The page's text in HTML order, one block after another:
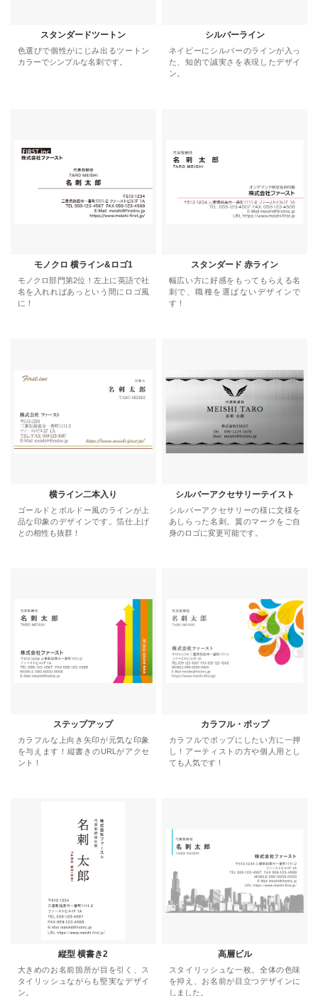
スタンダードツートン
色選びで個性がにじみ出るツートン
カラーでシンプルな名刺です。
シルバーライン
ネイビーにシルバーのラインが入っ
た、知的で誠実さを表現したデザイ
ン。
モノクロ 横ライン&ロゴ1
モノクロ部門第2位！左上に英語で社
名を入れればあっという間にロゴ風
に！
スタンダード 赤ライン
幅広い方に好感をもってもらえる名
刺で、職種を選ばないデザインで
す！
横ライン二本入り
ゴールドとボルドー風のラインが上
品な印象のデザインです。箔仕上げ
との相性も抜群！
シルバーアクセサリーテイスト
シルバーアクセサリーの様に文様を
あしらった名刺。翼のマークをご自
身のロゴに変更可能です。
ステップアップ
カラフルな上向き矢印が元気な印象
を与えます！縦書きのURLがアクセ
ント！
カラフル・ポップ
カラフルでポップにしたい方に一押
し！アーティストの方や個人用とし
ても人気です！
縦型 横書き2
大きめのお名前箇所が目を引く、ス
タイリッシュながらも堅実なデザイ
ン。
高層ビル
スタイリッシュな一枚。全体の色味
を抑え、お名前が目立つデザインに
しました。